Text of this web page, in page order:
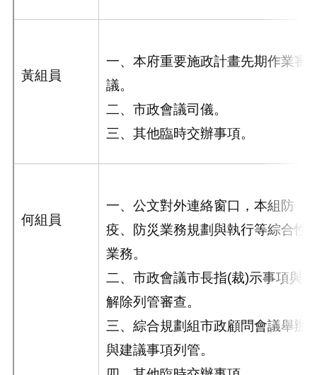
黃組員
一、本府重要施政計畫先期作業審
議。
二、市政會議司儀。
三、 其他臨時交辦事項。
何組員
一、公文對外連絡窗口，本組防
疫、防災業務規劃與執行等綜合性
業務。
二、市政會議市長指(裁)示事項與
解除列管審查。
三、綜合規劃組市政顧問會議舉辦
與建議事項列管。